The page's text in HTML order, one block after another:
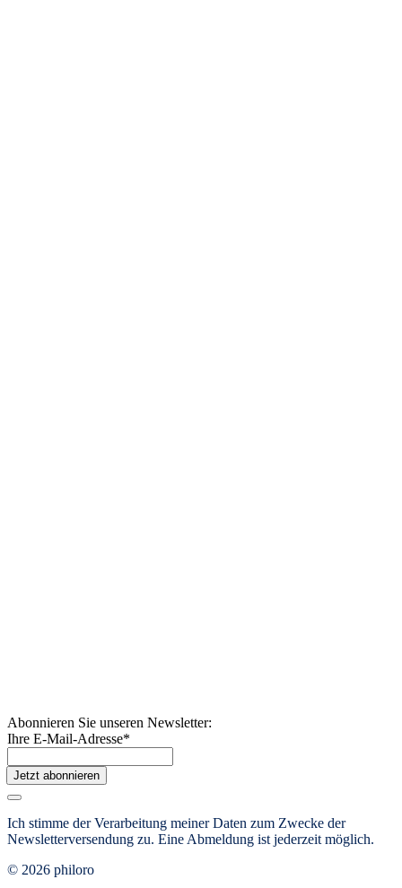
Abonnieren Sie unseren Newsletter:
Ihre E-Mail-Adresse*
Jetzt abonnieren
Ich stimme der Verarbeitung meiner Daten zum Zwecke der
Newsletterversendung zu. Eine Abmeldung ist jederzeit möglich.
© 2026 philoro